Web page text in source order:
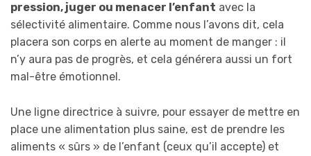
pression, juger ou menacer l’enfant avec la
sélectivité alimentaire. Comme nous l’avons dit, cela
placera son corps en alerte au moment de manger : il
n’y aura pas de progrès, et cela générera aussi un fort
mal-être émotionnel.
Une ligne directrice à suivre, pour essayer de mettre en
place une alimentation plus saine, est de prendre les
aliments « sûrs » de l’enfant (ceux qu’il accepte) et